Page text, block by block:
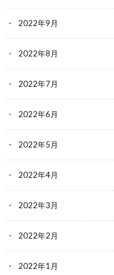
2022年9月
2022年8月
2022年7月
2022年6月
2022年5月
2022年4月
2022年3月
2022年2月
2022年1月